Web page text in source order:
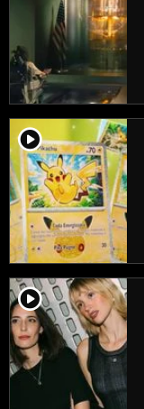
player2
player2